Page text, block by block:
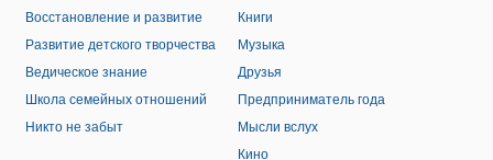
Восстановление и развитие
Развитие детского творчества
Ведическое знание
Школа семейных отношений
Никто не забыт
Книги
Музыка
Друзья
Предприниматель года
Мысли вслух
Кино